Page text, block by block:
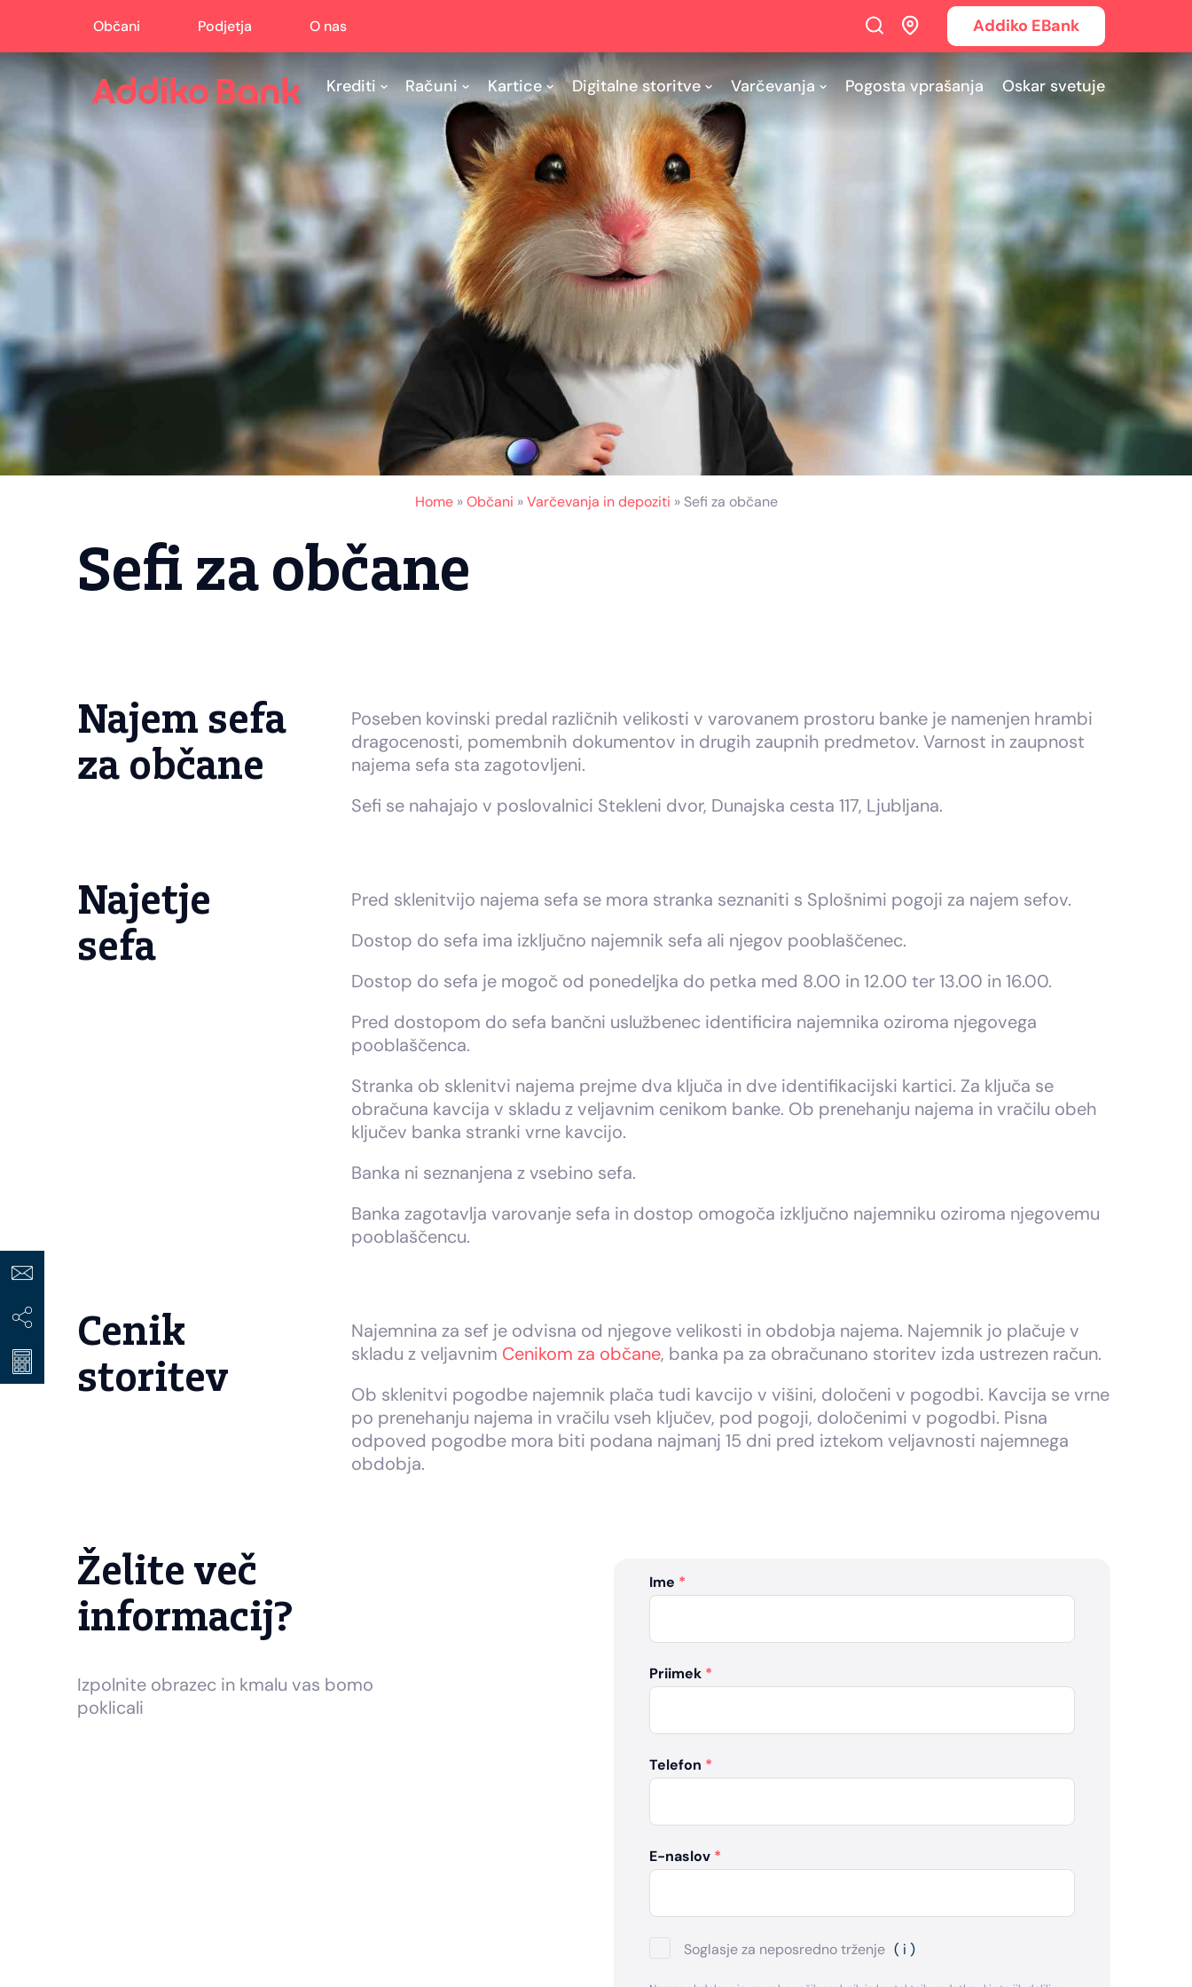
Občani Podjetja O nas Addiko EBank
Krediti Računi Kartice Digitalne storitve Varčevanja Pogosta vprašanja Oskar svetuje
Home»Občani »Varčevanja in depoziti » Sefi za občane
Sefi za občane
Najem sefa
za občane
Poseben kovinski predal različnih velikosti v varovanem prostoru banke je namenjen hrambi
dragocenosti, pomembnih dokumentov in drugih zaupnih predmetov. Varnost in zaupnost
najema sefa sta zagotovljeni.
Sefi se nahajajo v poslovalnici Stekleni dvor, Dunajska cesta 117, Ljubljana.
Najetje
sefa
Pred sklenitvijo najema sefa se mora stranka seznaniti s Splošnimi pogoji za najem sefov.
Dostop do sefa ima izključno najemnik sefa ali njegov pooblaščenec.
Dostop do sefa je mogoč od ponedeljka do petka med 8.00 in 12.00 ter 13.00 in 16.00.
Pred dostopom do sefa bančni uslužbenec identificira najemnika oziroma njegovega
pooblaščenca.
Stranka ob sklenitvi najema prejme dva ključa in dve identifikacijski kartici. Za ključa se
obračuna kavcija v skladu z veljavnim cenikom banke. Ob prenehanju najema in vračilu obeh
ključev banka stranki vrne kavcijo.
Banka ni seznanjena z vsebino sefa.
Banka zagotavlja varovanje sefa in dostop omogoča izključno najemniku oziroma njegovemu
pooblaščencu.
Cenik
storitev
Najemnina za sef je odvisna od njegove velikosti in obdobja najema. Najemnik jo plačuje v
skladu z veljavnim Cenikom za občane, banka pa za obračunano storitev izda ustrezen račun.
Ob sklenitvi pogodbe najemnik plača tudi kavcijo v višini, določeni v pogodbi. Kavcija se vrne
po prenehanju najema in vračilu vseh ključev, pod pogoji, določenimi v pogodbi. Pisna
odpoved pogodbe mora biti podana najmanj 15 dni pred iztekom veljavnosti najemnega
obdobja.
Želite več
informacij?
Izpolnite obrazec in kmalu vas bomo
poklicali
Ime *
Priimek *
Telefon *
E-naslov *
Soglasje za neposredno trženje ( i )